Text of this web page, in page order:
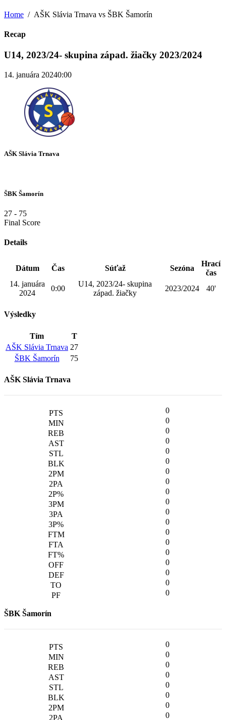
Home AŠK Slávia Trnava vs ŠBK Šamorín
Recap
U14, 2023/24- skupina západ. žiačky 2023/2024
14. januára 20240:00
AŠK Slávia Trnava
ŠBK Šamorín
27 - 75
Final Score
Details
Dátum Čas Súťaž Sezóna
Hrací
čas
14. januára
2024
0:00
U14, 2023/24- skupina
západ. žiačky
2023/2024 40'
Výsledky
Tím
T
AŠK Slávia Trnava 27
ŠBK Šamorín
75
AŠK Slávia Trnava
0
0
0
0
0
0
0
0
0
0
0
0
0
0
0
0
0
0
0
ŠBK Šamorín
0
0
0
0
0
0
0
0